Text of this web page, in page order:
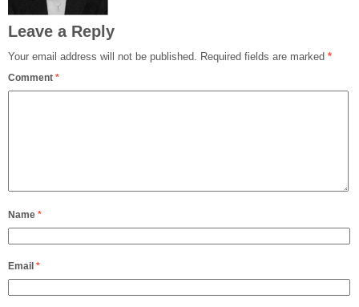
Leave a Reply
Your email address will not be published. Required fields are marked *
Comment *
Name *
Email *